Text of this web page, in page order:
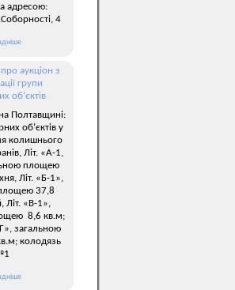
адресою:
4
аукціон з
групи
об’єктів
Полтавщині:
об’єктів у
колишнього
Літ. «А-1,
площею
Літ. «Б-1»,
37,8
Літ. «В-1»,
8,6 кв.м;
загальною
колодязь